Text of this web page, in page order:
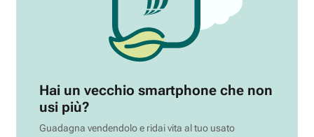
Hai un vecchio smartphone che non
usi più?
Guadagna vendendolo e ridai vita al tuo usato